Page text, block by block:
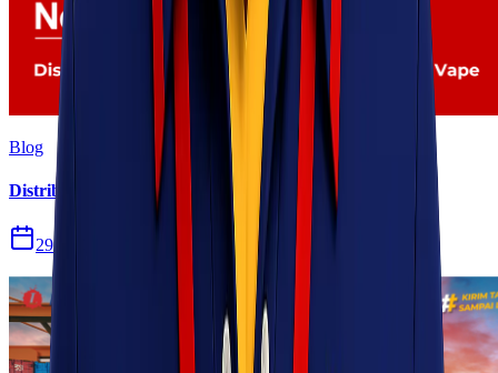
Blog
Distribusi Pengiriman Rokok Elektronik atau Vape
29 Jul 2026